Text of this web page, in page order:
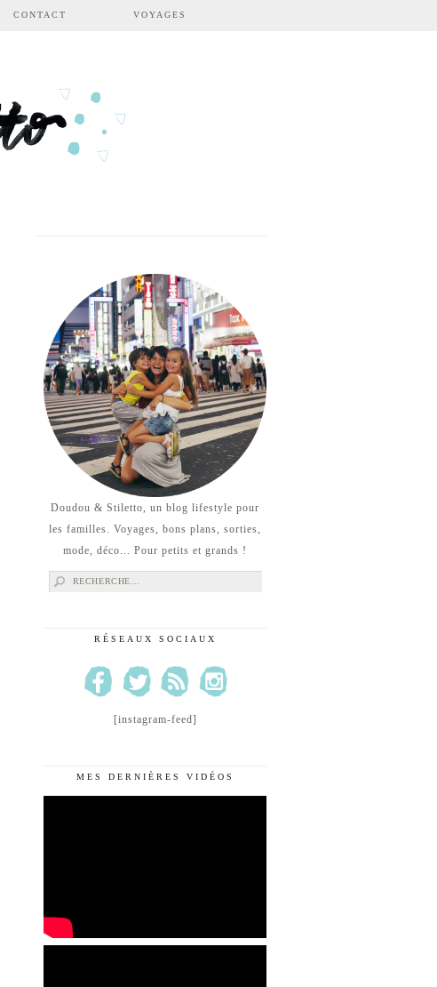
CONTACT VOYAGES
Doudou & Stiletto, un blog lifestyle pour
les familles. Voyages, bons plans, sorties,
mode, déco... Pour petits et grands !
Rechercher :
RÉSEAUX SOCIAUX
[instagram-feed]
MES DERNIÈRES VIDÉOS